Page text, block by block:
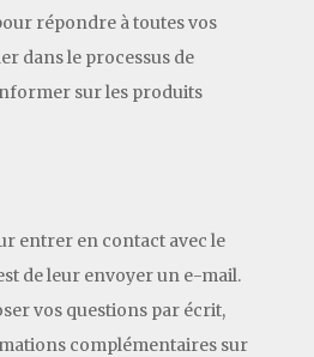
répondre à toutes vos
dans le processus de
sur les produits
entrer en contact avec le
de leur envoyer un e-mail.
vos questions par écrit,
complémentaires sur